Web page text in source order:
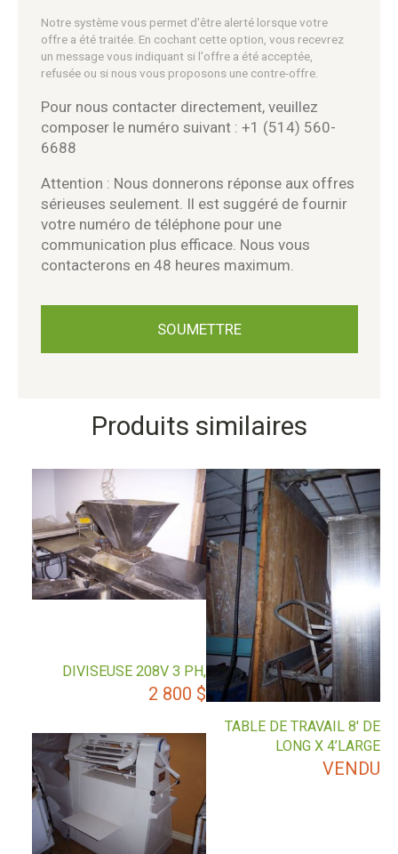
Notre système vous permet d'être alerté lorsque votre
offre a été traitée. En cochant cette option, vous recevrez
un message vous indiquant si l'offre a été acceptée,
refusée ou si nous vous proposons une contre-offre.
Pour nous contacter directement, veuillez
composer le numéro suivant : +1 (514) 560-
6688
Attention : Nous donnerons réponse aux offres
sérieuses seulement. Il est suggéré de fournir
votre numéro de téléphone pour une
communication plus efficace. Nous vous
contacterons en 48 heures maximum.
Produits similaires
TABLE DE TRAVAIL 8′ DE
LONG X 4’LARGE
VENDU
DIVISEUSE 208V 3 PH,
2 800 $